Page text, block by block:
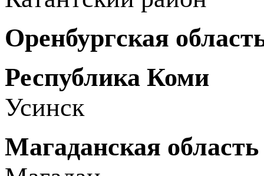
Оренбургская
Республика Коми
Усинск
Магаданская область